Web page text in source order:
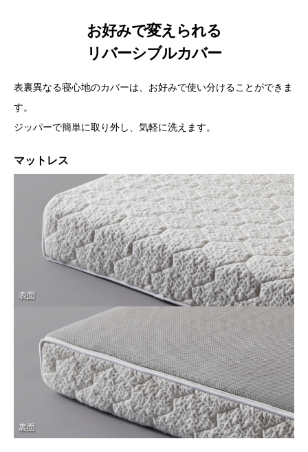
お好みで変えられる
リバーシブルカバー
表裏異なる寝心地のカバーは、お好みで使い分けることができま
す。
ジッパーで簡単に取り外し、気軽に洗えます。
マットレス
表面
裏面